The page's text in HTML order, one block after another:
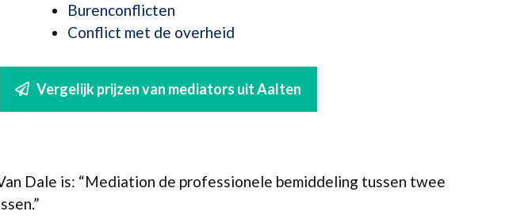
Burenconflicten
Conflict met de overheid
Vergelijk prijzen van mediators uit Aalten
Dale is: “Mediation de professionele bemiddeling tussen twee